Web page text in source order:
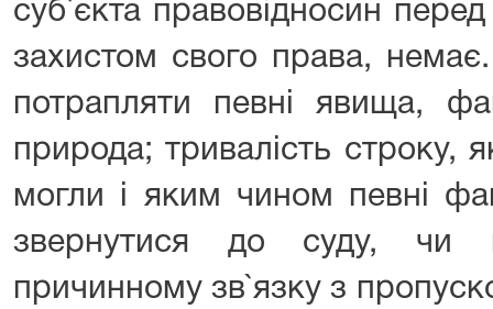
суб`єкта правовідносин
захистом свого права,
потрапляти певні явища,
природа; тривалість строку,
могли і яким чином певні
звернутися до суду, чи
причинному зв`язку з